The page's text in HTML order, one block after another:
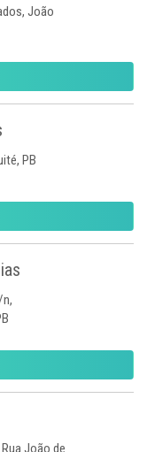
João
PB
João de